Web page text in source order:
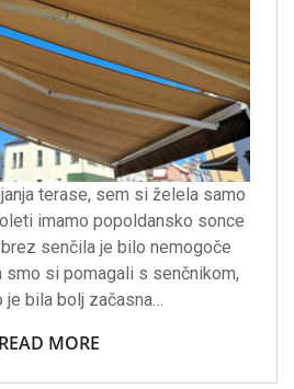
terase, sem si želela samo
imamo popoldansko sonce
senčila je bilo nemogoče
smo si pomagali s senčnikom,
je bila bolj začasna…
READ MORE